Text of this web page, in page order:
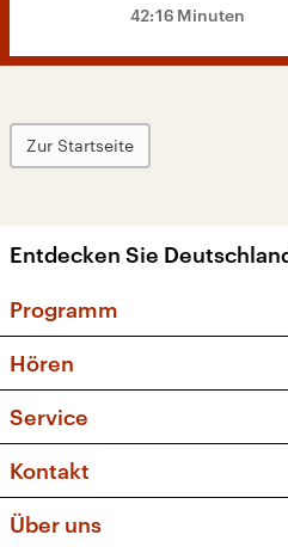
42:16 Minuten
Zur Startseite
Entdecken Sie
Programm
Sendungen und
Musikliste
Kakadu – Das
Hören
Frequenzen (UKW +
Service
FAQ
Apps
Newsletter
Kontakt
Über uns